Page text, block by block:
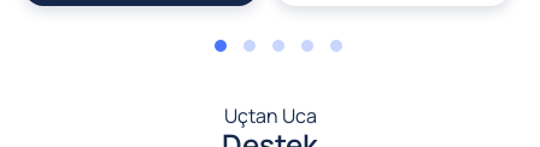
1 2 3 4 5
Uçtan Uca